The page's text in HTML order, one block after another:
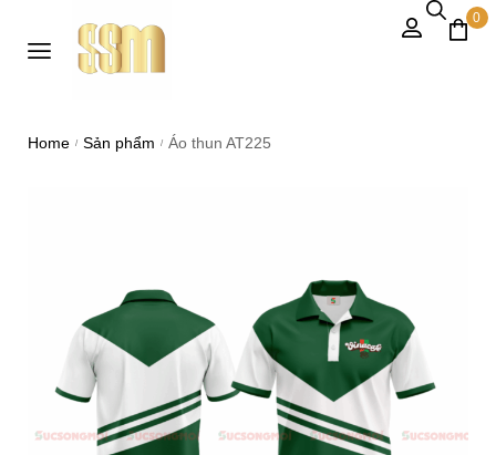
0
Home / Sản phẩm / Áo thun AT225